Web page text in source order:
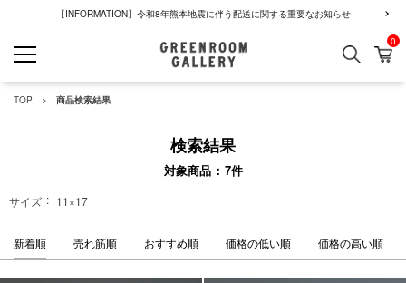
【INFORMATION】令和8年熊本地震に伴う配送に関する重要なお知らせ
検索 カ
0
TOP 商品検索結果
検索結果
対象商品 7件
サイズ 11×17
新着順 売れ筋順 おすすめ順 価格の低い順 価格の高い順